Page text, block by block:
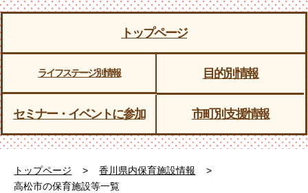
トップページ
ライフステージ別情報 目的別情報
セミナー・イベントに参加 市町別支援情報
トップページ > 香川県内保育施設情報
>
高松市の保育施設等一覧